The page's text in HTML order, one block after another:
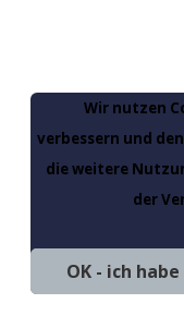
Wir nutzen
verbessern und
die weitere
der
OK - ich